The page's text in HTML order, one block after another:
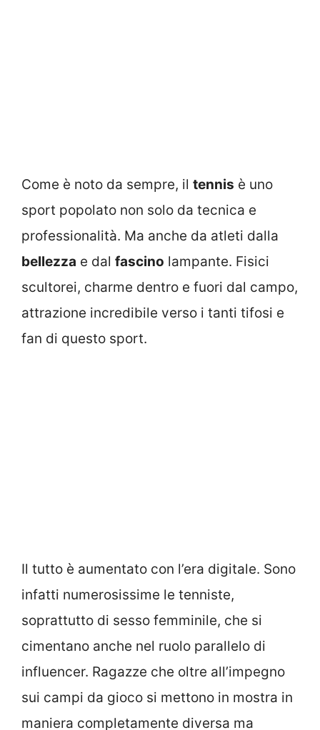
Come è noto da sempre, il tennis è uno
sport popolato non solo da tecnica e
professionalità. Ma anche da atleti dalla
bellezza e dal fascino lampante. Fisici
scultorei, charme dentro e fuori dal campo,
attrazione incredibile verso i tanti tifosi e
fan di questo sport.
Il tutto è aumentato con l’era digitale. Sono
infatti numerosissime le tenniste,
soprattutto di sesso femminile, che si
cimentano anche nel ruolo parallelo di
influencer. Ragazze che oltre all’impegno
sui campi da gioco si mettono in mostra in
maniera completamente diversa ma